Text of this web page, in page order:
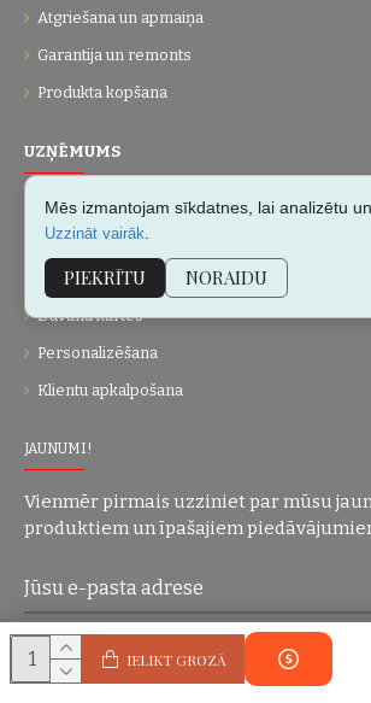
IELIKT GROZĀ
Atgriešana un apmaiņa
Garantija un remonts
Produkta kopšana
UZŅĒMUMS
Par mums
Kontakti
Vietnes karte
Dāvanu kartes
Personalizēšana
Klientu apkalpošana
JAUNUMI!
Vienmēr pirmais uzziniet par mūsu
produktiem un īpašajiem
Esmu iepazinies(-usies) ar sadaļu
piekrītu visiem minētajiem noteikumiem
Mēs izmantojam sīkdatnes, lai analizētu
Uzzināt vairāk
PIEKRĪTU NORAIDU